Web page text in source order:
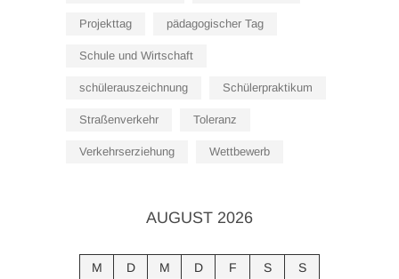
Projekttag pädagogischer Tag
Schule und Wirtschaft
schülerauszeichnung Schülerpraktikum
Straßenverkehr Toleranz
Verkehrserziehung Wettbewerb
AUGUST 2026
M D M D F S
S